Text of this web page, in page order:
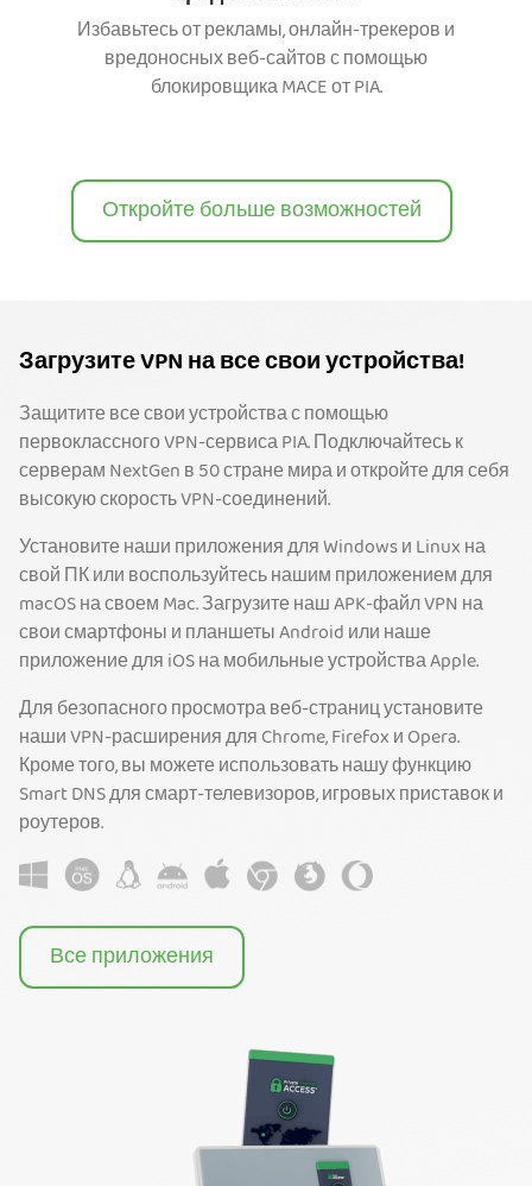
Избавьтесь от рекламы, онлайн-трекеров и
вредоносных веб-сайтов с помощью
блокировщика MACE от PIA.
Откройте больше возможностей
Загрузите VPN на все свои устройства!
Защитите все свои устройства с помощью
первоклассного VPN-сервиса PIA. Подключайтесь к
серверам NextGen в 50 стране мира и откройте для себя
высокую скорость VPN-соединений.
Установите наши приложения для Windows и Linux на
свой ПК или воспользуйтесь нашим приложением для
macOS на своем Mac. Загрузите наш APK-файл VPN на
свои смартфоны и планшеты Android или наше
приложение для iOS на мобильные устройства Apple.
Для безопасного просмотра веб-страниц установите
наши VPN-расширения для Chrome, Firefox и Opera.
Кроме того, вы можете использовать нашу функцию
Smart DNS для смарт-телевизоров, игровых приставок и
роутеров.
Все приложения